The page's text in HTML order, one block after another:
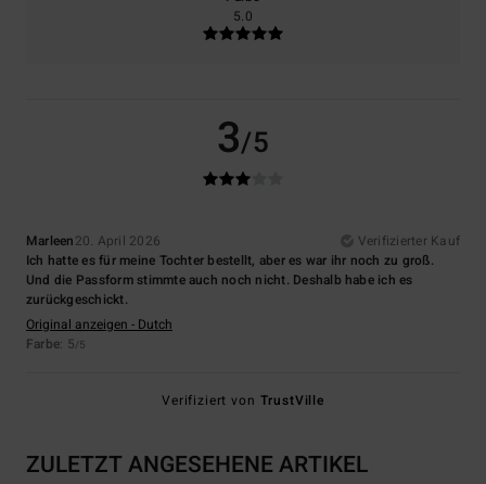
5.0
3/5
Marleen20. April 2026
Verifizierter Kauf
Ich hatte es für meine Tochter bestellt, aber es war ihr noch zu groß.
Und die Passform stimmte auch noch nicht. Deshalb habe ich es
zurückgeschickt.
Original anzeigen - Dutch
Farbe: 5/5
Verifiziert von TrustVille
ZULETZT ANGESEHENE ARTIKEL